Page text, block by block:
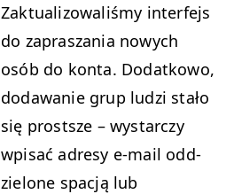
Zak­tu­al­i­zowal­iśmy inter­fe­js
do zaprasza­nia nowych
osób do kon­ta. Dodatkowo,
dodawanie grup ludzi stało
się prost­sze – wystar­czy
wpisać adresy e‑mail odd­
zielone spacją lub